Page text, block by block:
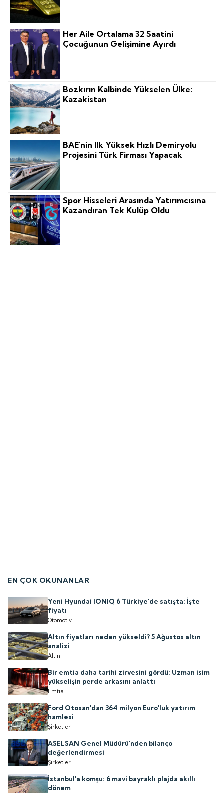
Her Aile Ortalama 32 Saatini
Çocuğunun Gelişimine Ayırdı
Bozkırın Kalbinde Yükselen Ülke:
Kazakistan
BAE'nin Ilk Yüksek Hızlı Demiryolu
Projesini Türk Firması Yapacak
Spor Hisseleri Arasında Yatırımcısına
Kazandıran Tek Kulüp Oldu
EN ÇOK OKUNANLAR
Yeni Hyundai IONIQ 6 Türkiye'de satışta: İşte
fiyatı
Otomotiv
Altın fiyatları neden yükseldi? 5 Ağustos altın
analizi
Altın
Bir emtia daha tarihi zirvesini gördü: Uzman isim
yükselişin perde arkasını anlattı
Emtia
Ford Otosan'dan 364 milyon Euro'luk yatırım
hamlesi
Şirketler
ASELSAN Genel Müdürü'nden bilanço
değerlendirmesi
Şirketler
İstanbul'a komşu: 6 mavi bayraklı plajda akıllı
dönem